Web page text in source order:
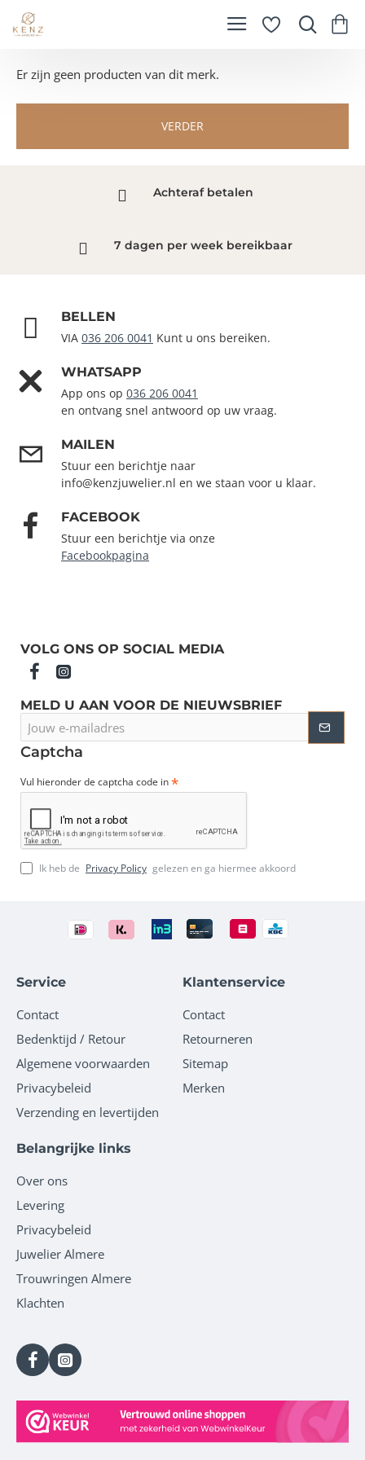
Er zijn geen producten van dit merk.
VERDER
Achteraf betalen
7 dagen per week bereikbaar
BELLEN
VIA 036 206 0041 Kunt u ons bereiken.
WHATSAPP
App ons op 036 206 0041
en ontvang snel antwoord op uw vraag.
MAILEN
Stuur een berichtje naar
info@kenzjuwelier.nl en we staan voor u klaar.
FACEBOOK
Stuur een berichtje via onze
Facebookpagina
VOLG ONS OP SOCIAL MEDIA
MELD U AAN VOOR DE NIEUWSBRIEF
e-
mailadres
Captcha
Vul hieronder de captcha code in
Ik heb de Privacy Policy gelezen en ga hiermee akkoord
Service
Contact
Bedenktijd / Retour
Algemene voorwaarden
Privacybeleid
Verzending en levertijden
Klantenservice
Contact
Retourneren
Sitemap
Merken
Belangrijke links
Over ons
Levering
Privacybeleid
Juwelier Almere
Trouwringen Almere
Klachten